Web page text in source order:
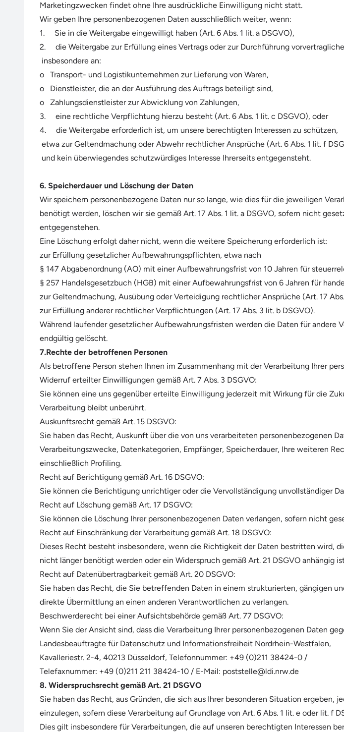
Marketingzwecken findet ohne Ihre ausdrückliche Einwilligung nicht statt.
Wir geben Ihre personenbezogenen Daten ausschließlich weiter, wenn:
1. Sie in die Weitergabe eingewilligt haben (Art. 6 Abs. 1 lit. a DSGVO),
2. die Weitergabe zur Erfüllung eines Vertrags oder zur Durchführung
insbesondere an:
o Transport- und Logistikunternehmen zur Lieferung von Waren,
o Dienstleister, die an der Ausführung des Auftrags beteiligt sind,
o Zahlungsdienstleister zur Abwicklung von Zahlungen,
3. eine rechtliche Verpflichtung hierzu besteht (Art. 6 Abs. 1 lit. c DSGVO), oder
4. die Weitergabe erforderlich ist, um unsere berechtigten Interessen zu schützen,
etwa zur Geltendmachung oder Abwehr rechtlicher Ansprüche (Art. 6 Abs. 1 lit. f
und kein überwiegendes schutzwürdiges Interesse Ihrerseits entgegensteht.
6. Speicherdauer und Löschung der Daten
Wir speichern personenbezogene Daten nur so lange, wie dies für die jeweiligen
benötigt werden, löschen wir sie gemäß Art. 17 Abs. 1 lit. a DSGVO, sofern nicht
entgegenstehen.
Eine Löschung erfolgt daher nicht, wenn die weitere Speicherung erforderlich ist:
zur Erfüllung gesetzlicher Aufbewahrungspflichten, etwa nach
§ 147 Abgabenordnung (AO) mit einer Aufbewahrungsfrist von 10 Jahren für
§ 257 Handelsgesetzbuch (HGB) mit einer Aufbewahrungsfrist von 6 Jahren für
zur Geltendmachung, Ausübung oder Verteidigung rechtlicher Ansprüche (Art. 17
zur Erfüllung anderer rechtlicher Verpflichtungen (Art. 17 Abs. 3 lit. b DSGVO).
Während laufender gesetzlicher Aufbewahrungsfristen werden die Daten für andere
endgültig gelöscht.
7.Rechte der betroffenen Personen
Als betroffene Person stehen Ihnen im Zusammenhang mit der Verarbeitung Ihrer
Widerruf erteilter Einwilligungen gemäß Art. 7 Abs. 3 DSGVO:
Sie können eine uns gegenüber erteilte Einwilligung jederzeit mit Wirkung für die
Verarbeitung bleibt unberührt.
Auskunftsrecht gemäß Art. 15 DSGVO:
Sie haben das Recht, Auskunft über die von uns verarbeiteten personenbezogenen
Verarbeitungszwecke, Datenkategorien, Empfänger, Speicherdauer, Ihre weiteren
einschließlich Profiling.
Recht auf Berichtigung gemäß Art. 16 DSGVO:
Sie können die Berichtigung unrichtiger oder die Vervollständigung unvollständiger
Recht auf Löschung gemäß Art. 17 DSGVO:
Sie können die Löschung Ihrer personenbezogenen Daten verlangen, sofern nicht
Recht auf Einschränkung der Verarbeitung gemäß Art. 18 DSGVO:
Dieses Recht besteht insbesondere, wenn die Richtigkeit der Daten bestritten wird,
nicht länger benötigt werden oder ein Widerspruch gemäß Art. 21 DSGVO anhängig
Recht auf Datenübertragbarkeit gemäß Art. 20 DSGVO:
Sie haben das Recht, die Sie betreffenden Daten in einem strukturierten, gängigen
direkte Übermittlung an einen anderen Verantwortlichen zu verlangen.
Beschwerderecht bei einer Aufsichtsbehörde gemäß Art. 77 DSGVO:
Wenn Sie der Ansicht sind, dass die Verarbeitung Ihrer personenbezogenen Daten
Landesbeauftragte für Datenschutz und Informationsfreiheit Nordrhein-Westfalen,
Kavalleriestr. 2-4, 40213 Düsseldorf, Telefonnummer: +49 (0)211 38424-0 /
Telefaxnummer: +49 (0)211 211 38424-10 / E-Mail: poststelle@ldi.nrw.de
8. Widerspruchsrecht gemäß Art. 21 DSGVO
Sie haben das Recht, aus Gründen, die sich aus Ihrer besonderen Situation
einzulegen, sofern diese Verarbeitung auf Grundlage von Art. 6 Abs. 1 lit. e oder lit. f
Dies gilt insbesondere für Verarbeitungen, die auf unseren berechtigten Interessen